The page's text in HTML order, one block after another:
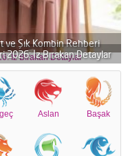
Şık Kombin Rehberi
İz Bırakan Detaylar
Aslan Başak